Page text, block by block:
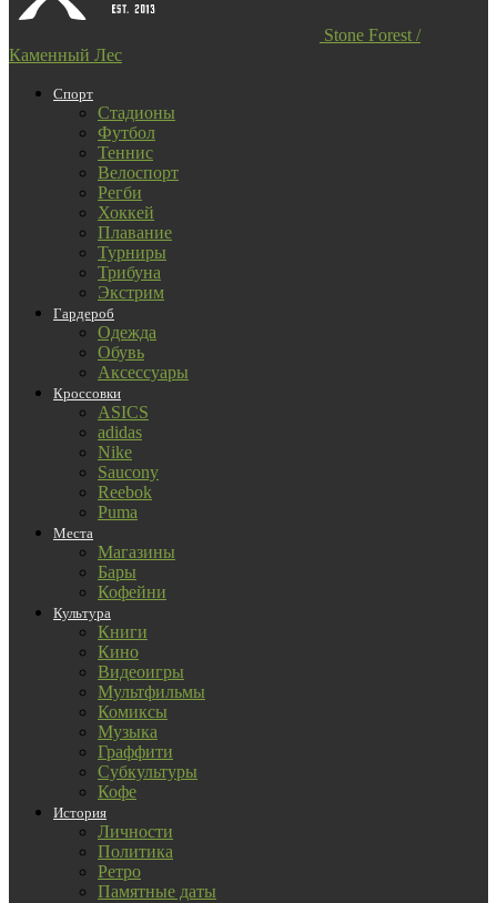
Stone Forest /
Каменный Лес
Спорт
Стадионы
Футбол
Теннис
Велоспорт
Регби
Хоккей
Плавание
Турниры
Трибуна
Экстрим
Гардероб
Одежда
Обувь
Аксессуары
Кроссовки
ASICS
adidas
Nike
Saucony
Reebok
Puma
Места
Магазины
Бары
Кофейни
Культура
Книги
Кино
Видеоигры
Мультфильмы
Комиксы
Музыка
Граффити
Субкультуры
Кофе
История
Личности
Политика
Ретро
Памятные даты